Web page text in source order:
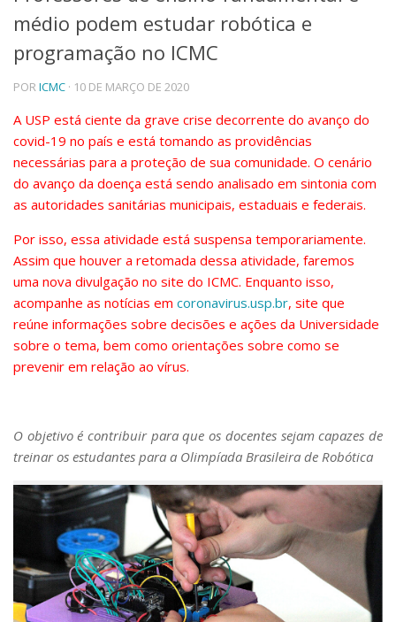
Telefones e Mapas
Pessoas
Ensino
Graduação
Educação a distância
Cursos de Extensão
Pesquisa e Inovação
Linhas de Pesquisa
Centros, Núcleos e Projetos em Rede
Pós-doutorado
Iniciação Científica
Transferência de Tecnologia
Empresas Juniores
Extensão à Comunidade
Projetos, Programas e Cursos
Artes, Cultura e Esportes
Museus e Espaços Interativos
Bibliotecas
Apoio ao Estudante
Segurança, Trânsito e Prevenção
RH, Administrativo e Financeiro
Outros serviços
Comunicação
Assessorias e Mídias
Aplicativos e Sites
Jornal da USP
Agenda de Eventos
médio podem estudar robótica e
programação no ICMC
PORICMC · 10 DE MARÇO DE 2020
A USP está ciente da grave crise decorrente do avanço do
covid-19 no país e está tomando as providências
necessárias para a proteção de sua comunidade. O cenário
do avanço da doença está sendo analisado em sintonia com
as autoridades sanitárias municipais, estaduais e federais.
Por isso, essa atividade está suspensa temporariamente.
Assim que houver a retomada dessa atividade, faremos
uma nova divulgação no site do ICMC. Enquanto isso,
acompanhe as notícias em coronavirus.usp.br, site que
reúne informações sobre decisões e ações da Universidade
sobre o tema, bem como orientações sobre como se
prevenir em relação ao vírus.
O objetivo é contribuir para que os docentes sejam capazes de
treinar os estudantes para a Olimpíada Brasileira de Robótica